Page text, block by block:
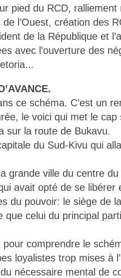
pied du RCD, ralliement
l’Ouest, création des
de la République et
avec l’ouverture des
ce schéma. C’est un
le voici qui met le cap
sur la route de Bukavu.
du Sud-Kivu qui
grande ville du centre
avait opté de se libérer
du pouvoir: le siège de
que celui du principal
comprendre le
loyalistes trop mises à
nécessaire mental de